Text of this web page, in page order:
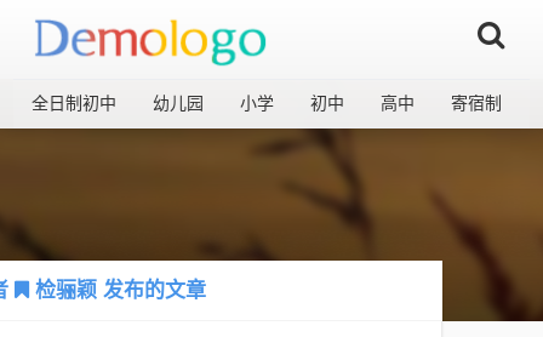
全日制初中 幼儿园 小学 初中 高中 寄宿制
检骊颖发布的文章